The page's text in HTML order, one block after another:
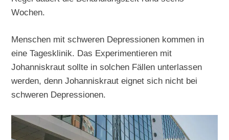
Wochen.
Menschen mit schweren Depressionen kommen in
eine Tagesklinik. Das Experimentieren mit
Johanniskraut sollte in solchen Fällen unterlassen
werden, denn Johanniskraut eignet sich nicht bei
schweren Depressionen.